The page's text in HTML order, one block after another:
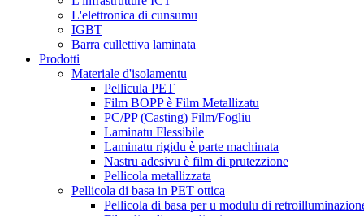
L'elettronica di cunsumu
IGBT
Barra cullettiva laminata
Prodotti
Materiale d'isolamentu
Pellicula PET
Film BOPP è Film Metallizatu
PC/PP (Casting) Film/Fogliu
Laminatu Flessibile
Laminatu rigidu è parte machinata
Nastru adesivu è film di prutezzione
Pellicola metallizzata
Pellicola di basa in PET ottica
Pellicola di basa per u modulu di